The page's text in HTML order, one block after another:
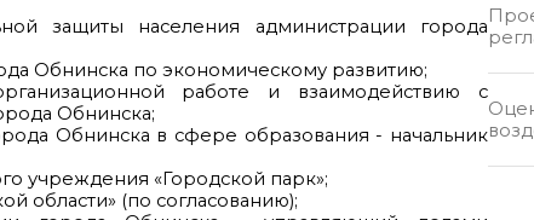
защиты населения администрации города
Обнинска по экономическому развитию;
работе и взаимодействию с
Обнинска;
Обнинска в сфере образования - начальник
учреждения «Городской парк»;
области» (по согласованию);